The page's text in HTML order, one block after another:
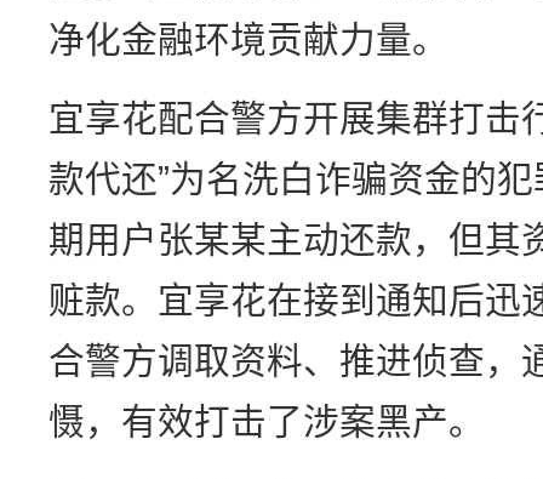
净化金融环境贡献力量。
宜享花配合警方开展集群打击
款代还”为名洗白诈骗资金的
期用户张某某主动还款，但其
赃款。宜享花在接到通知后迅
合警方调取资料、推进侦查，
慑，有效打击了涉案黑产。